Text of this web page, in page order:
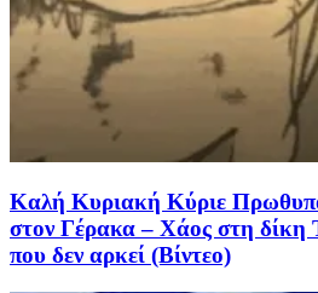
Καλή Κυριακή Κύριε
στον Γέρακα – Χάος στη
που δεν αρκεί (Βίντεο)